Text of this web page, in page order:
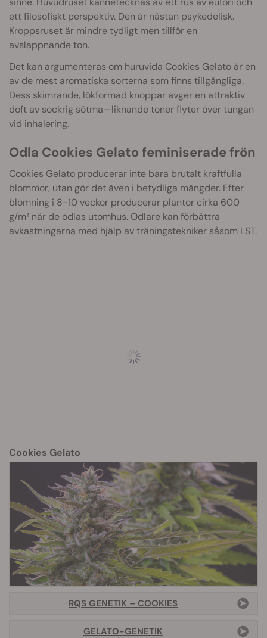
ett filosofiskt perspektiv. Den är nästan psykedelisk.
Kroppsruset är mindre tydligt men tillför en
avslappnande ton.
Det kan argumenteras om huruvida Cookies Gelato är en
av de mest aromatiska sorterna som finns tillgängliga.
Dess skimrande, lökformad knoppar avger en attraktiv
doft av sockrig sötma—liknande toner flyter över tungan
vid inhalering.
Odla Cookies Gelato feminiserade frön
Cookies Gelato producerar inte bara brutalt kraftfulla
blommor, utan gör det även i betydliga mängder. Efter
blomning i 8-10 veckor producerar plantor cirka 600
g/m² när de odlas utomhus. Odlare kan förbättra
avkastningarna med hjälp av träningstekniker såsom LST.
Cookies Gelato
RQS GENETIK – COOKIES
GELATO-GENETIK